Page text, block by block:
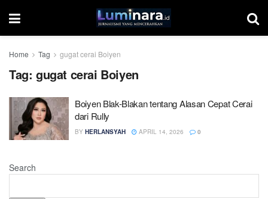
Home Tag gugat cerai Boiyen
Tag: gugat cerai Boiyen
Boiyen Blak-Blakan tentang Alasan Cepat Cerai
dari Rully
BY HERLANSYAH APRIL 14, 2026 0
Search